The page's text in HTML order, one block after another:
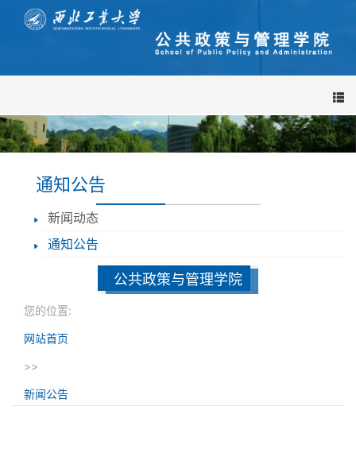
导
航
栏
通知公告
新闻动态
通知公告
公共政策与管理学院
您的位置:
网站首页
>>
新闻公告